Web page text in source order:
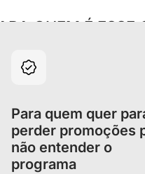
QUEM É ESSE
Para quem quer
perder promoções
não entender o
programa